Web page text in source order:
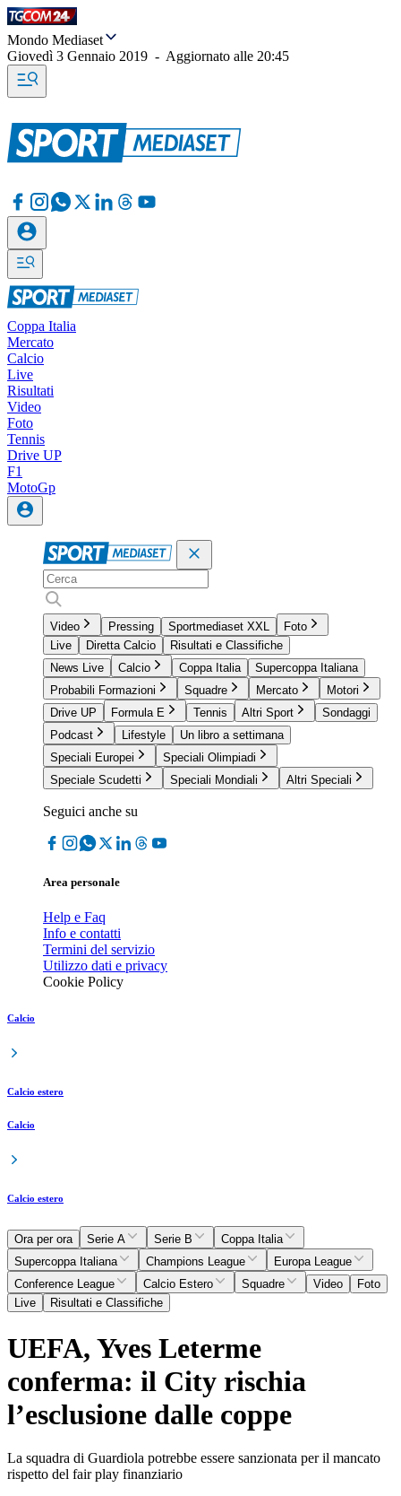
Mondo Mediaset
Giovedì 3 Gennaio 2019 - Aggiornato alle 20:45
Coppa Italia
Mercato
Calcio
Live
Risultati
Video
Foto
Tennis
Drive UP
F1
MotoGp
Video Pressing Sportmediaset XXL
Foto
Live
Diretta Calcio
Risultati e Classifiche
News Live
Calcio Coppa Italia
Supercoppa Italiana
Probabili Formazioni
Squadre Mercato
Motori
Drive UP
Formula E Tennis Altri Sport
Sondaggi
Podcast
Lifestyle
Un libro a settimana
Speciali Europei
Speciali Olimpiadi
Speciale Scudetti
Speciali Mondiali Altri Speciali
Seguici anche su
Area personale
Help e Faq
Info e contatti
Termini del servizio
Utilizzo dati e privacy
Cookie Policy
Calcio
Calcio estero
Calcio
Calcio estero
Ora per ora Serie A Serie B
Coppa Italia
Supercoppa Italiana
Champions League
Europa League
Conference League
Calcio Estero Squadre Video
Foto
Live
Risultati e Classifiche
UEFA, Yves Leterme
conferma: il City rischia
l’esclusione dalle coppe
La squadra di Guardiola potrebbe essere sanzionata per il mancato
rispetto del fair play finanziario